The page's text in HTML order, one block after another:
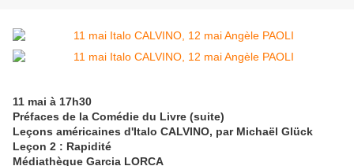
11 mai à 17h30
Préfaces de la Comédie du Livre (suite)
Leçons américaines d'Italo CALVINO, par Michaël Glück
Leçon 2 : Rapidité
Médiathèque Garcia LORCA